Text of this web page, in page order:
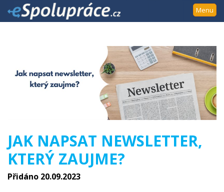
Přejít
k
Přejít
zkratky
Menu
JAK NAPSAT NEWSLETTER,
KTERÝ ZAUJME?
Přidáno 20.09.2023